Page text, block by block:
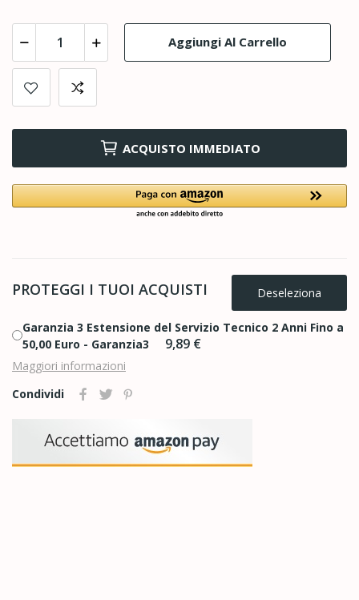
Aggiungi Al Carrello
ACQUISTO IMMEDIATO
PROTEGGI I TUOI ACQUISTI Deseleziona
Garanzia 3 Estensione del Servizio Tecnico 2 Anni Fino a
50,00 Euro - Garanzia3
9,89 €
Maggiori informazioni
Condividi